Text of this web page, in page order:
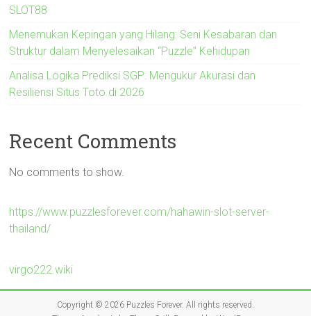
SLOT88
Menemukan Kepingan yang Hilang: Seni Kesabaran dan
Struktur dalam Menyelesaikan “Puzzle” Kehidupan
Analisa Logika Prediksi SGP: Mengukur Akurasi dan
Resiliensi Situs Toto di 2026
Recent Comments
No comments to show.
https://www.puzzlesforever.com/hahawin-slot-server-
thailand/
virgo222.wiki
Copyright © 2026 Puzzles Forever. All rights reserved.